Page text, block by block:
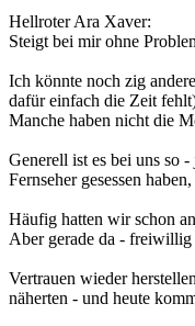
Hellroter Ara Xaver:
Steigt bei mir ohne
Ich könnte noch zig
dafür einfach die Zeit
Manche haben nicht die
Generell ist es bei uns so
Fernseher gesessen
Häufig hatten wir schon
Aber gerade da -
Vertrauen wieder
näherten - und heute